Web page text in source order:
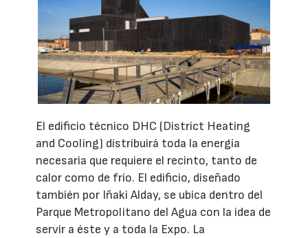
El edificio técnico DHC (District Heating
and Cooling) distribuirá toda la energía
necesaria que requiere el recinto, tanto de
calor como de frío. El edificio, diseñado
también por Iñaki Alday, se ubica dentro del
Parque Metropolitano del Agua con la idea de
servir a éste y a toda la Expo. La